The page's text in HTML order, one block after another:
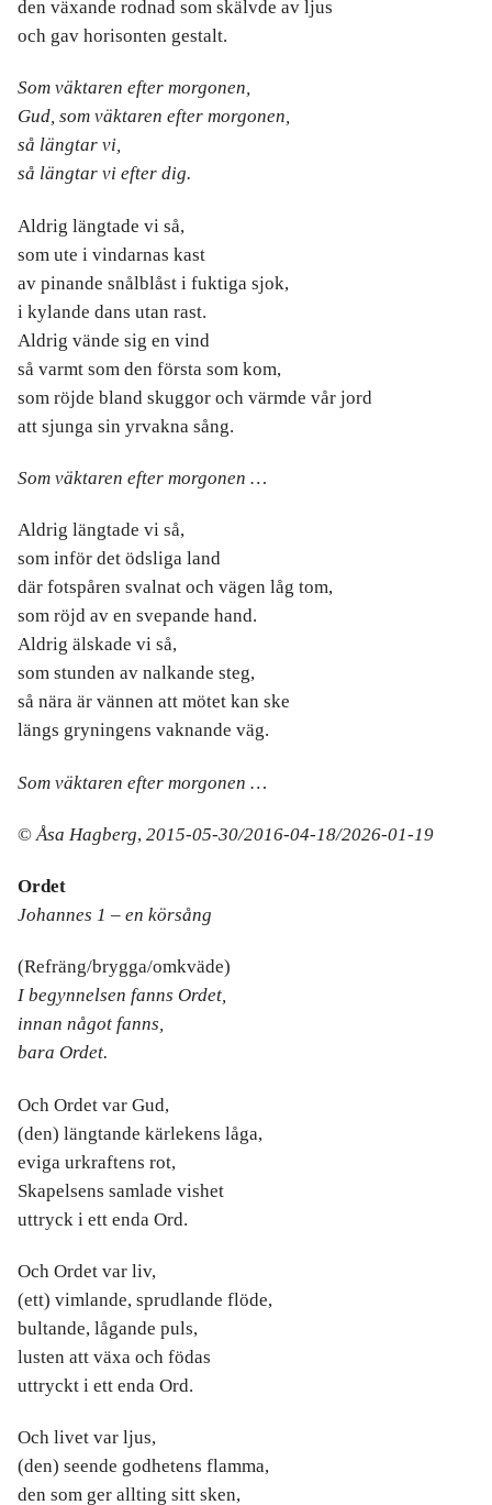
den växande rodnad som skälvde av ljus
och gav horisonten gestalt.
Som väktaren efter morgonen,
Gud, som väktaren efter morgonen,
så längtar vi,
så längtar vi efter dig.
Aldrig längtade vi så,
som ute i vindarnas kast
av pinande snålblåst i fuktiga sjok,
i kylande dans utan rast.
Aldrig vände sig en vind
så varmt som den första som kom,
som röjde bland skuggor och värmde vår jord
att sjunga sin yrvakna sång.
Som väktaren efter morgonen …
Aldrig längtade vi så,
som inför det ödsliga land
där fotspåren svalnat och vägen låg tom,
som röjd av en svepande hand.
Aldrig älskade vi så,
som stunden av nalkande steg,
så nära är vännen att mötet kan ske
längs gryningens vaknande väg.
Som väktaren efter morgonen …
©Åsa Hagberg, 2015-05-30/2016-04-18/2026-01-19
Ordet
Johannes 1 – en körsång
(Refräng/brygga/omkväde)
I begynnelsen fanns Ordet,
innan något fanns,
bara Ordet.
Och Ordet var Gud,
(den) längtande kärlekens låga,
eviga urkraftens rot,
Skapelsens samlade vishet
uttryck i ett enda Ord.
Och Ordet var liv,
(ett) vimlande, sprudlande flöde,
bultande, lågande puls,
lusten att växa och födas
uttryckt i ett enda Ord.
Och livet var ljus,
(den) seende godhetens flamma,
den som ger allting sitt sken,